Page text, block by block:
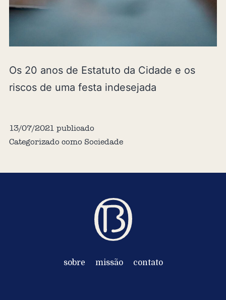
Os 20 anos de Estatuto da Cidade e os
riscos de uma festa indesejada
13/07/2021 publicado
Categorizado como Sociedade
sobre missão contato